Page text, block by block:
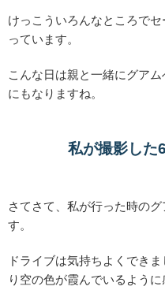
けっこういろんなところで
っています。
こんな日は親と一緒にグア
にもなりますね。
私が撮影した
さてさて、私が行った時の
す。
ドライブは気持ちよくでき
り空の色が霞んでいるように